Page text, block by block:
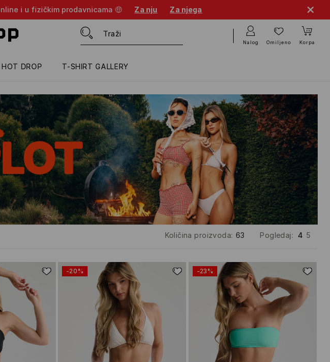
i u fizičkim prodavnicama 🤑 Za nju Za njega
HOT DROP T-SHIRT GALLERY
Nalog Omiljeno Korpa
Količina proizvoda: 63 Pogledaj: 4 5
-20% -23%